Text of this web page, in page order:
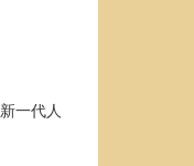
一代人